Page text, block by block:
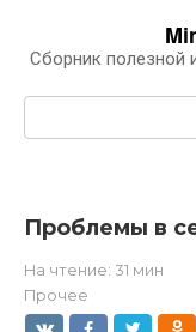
контенту
Сборник полезной
Проблемы в
На чтение: 31 мин
Прочее